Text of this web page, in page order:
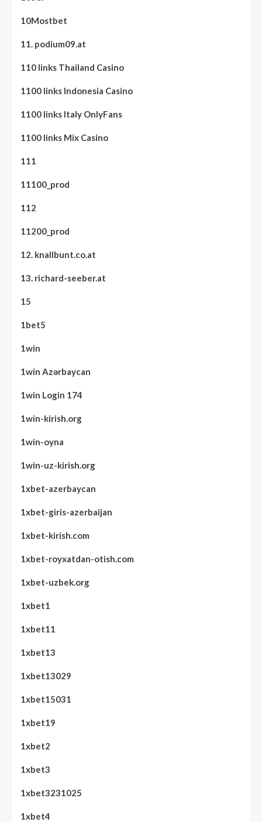
10Mostbet
11. podium09.at
110 links Thailand Casino
1100 links Indonesia Casino
1100 links Italy OnlyFans
1100 links Mix Casino
111
11100_prod
112
11200_prod
12. knallbunt.co.at
13. richard-seeber.at
15
1bet5
1win
1win Azərbaycan
1win Login 174
1win-kirish.org
1win-oyna
1win-uz-kirish.org
1xbet-azerbaycan
1xbet-giris-azerbaijan
1xbet-kirish.com
1xbet-royxatdan-otish.com
1xbet-uzbek.org
1xbet1
1xbet11
1xbet13
1xbet13029
1xbet15031
1xbet19
1xbet2
1xbet3
1xbet3231025
1xbet4